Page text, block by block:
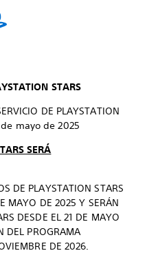
STARS
DE PLAYSTATION
mayo de 2025
SERÁ
DE PLAYSTATION STARS
MAYO DE 2025 Y SERÁN
DESDE EL 21 DE MAYO
DEL PROGRAMA
DE 2026.